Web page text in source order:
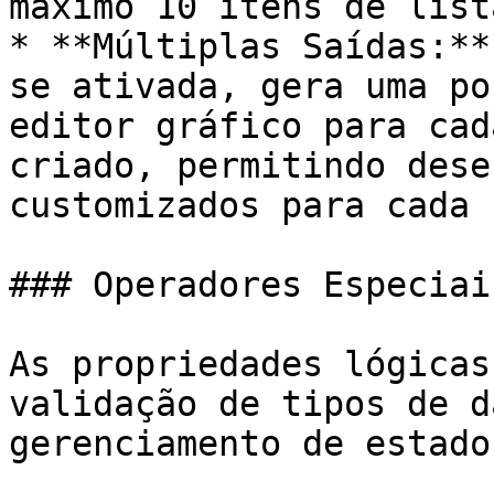
* **Múltiplas Saídas:**
se ativada, gera uma
editor gráfico para
criado, permitindo
customizados para
### Operadores
As propriedades lógicas
validação de tipos de
gerenciamento de